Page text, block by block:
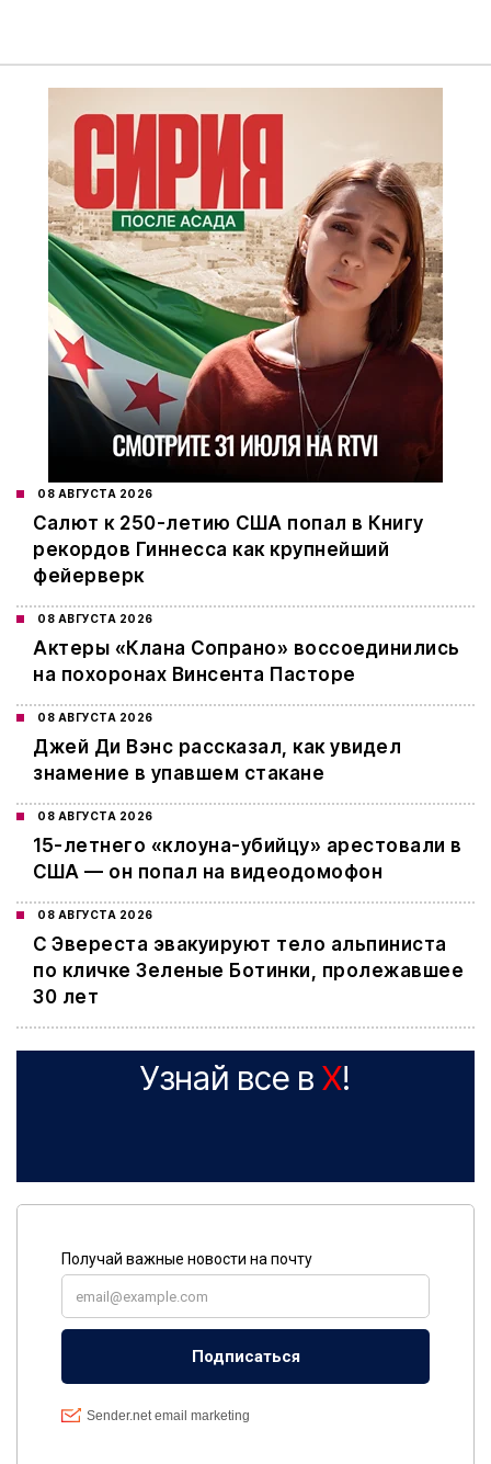
08 АВГУСТА 2026
Салют к 250-летию США попал в Книгу
рекордов Гиннесса как крупнейший
фейерверк
08 АВГУСТА 2026
Актеры «Клана Сопрано» воссоединились
на похоронах Винсента Пасторе
08 АВГУСТА 2026
Джей Ди Вэнс рассказал, как увидел
знамение в упавшем стакане
08 АВГУСТА 2026
15-летнего «клоуна-убийцу» арестовали в
США — он попал на видеодомофон
08 АВГУСТА 2026
С Эвереста эвакуируют тело альпиниста
по кличке Зеленые Ботинки, пролежавшее
30 лет
Узнай все в X!